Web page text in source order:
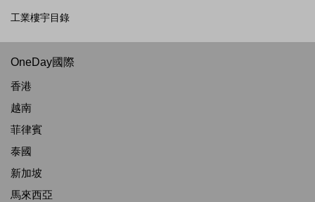
工業樓宇目錄
OneDay國際
香港
越南
菲律賓
泰國
新加坡
馬來西亞